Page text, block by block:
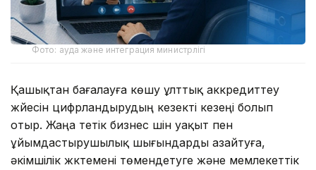
Фото: ауда және интеграция министрлігі
Қашықтан бағалауға көшу ұлттық аккредиттеу
жүйесін цифрландырудың кезекті кезеңі болып
отыр. Жаңа тетік бизнес үшін уақыт пен
ұйымдастырушылық шығындарды азайтуға,
әкімшілік жүктемені төмендетуге және мемлекеттік